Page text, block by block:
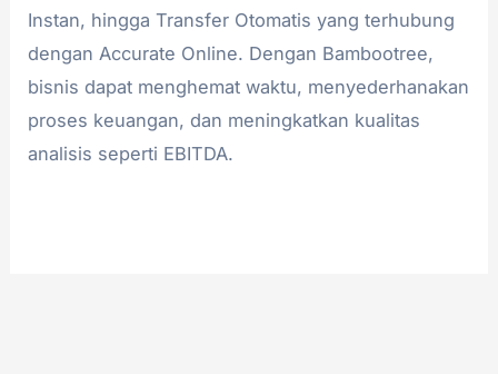
Instan, hingga Transfer Otomatis yang terhubung
dengan Accurate Online. Dengan Bambootree,
bisnis dapat menghemat waktu, menyederhanakan
proses keuangan, dan meningkatkan kualitas
analisis seperti EBITDA.